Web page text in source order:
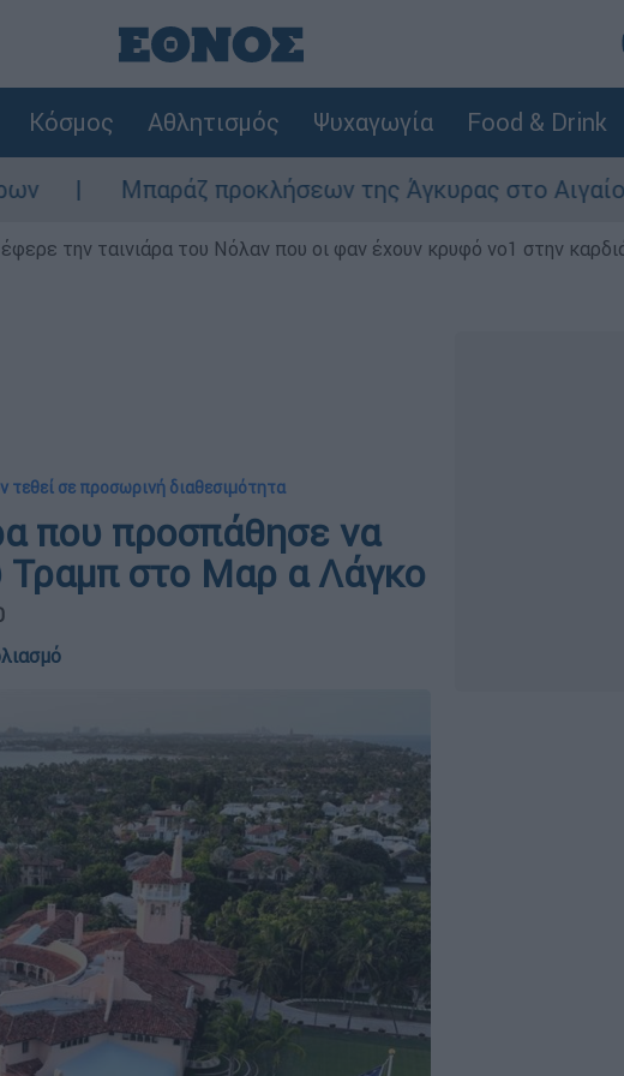
Κόσμος Αθλητισμός Ψυχαγωγία Food & Drink
Μπαράζ προκλήσεων της Άγκυρας στο Αιγαίο: Εικονική
την ταινιάρα του Νόλαν που οι φαν έχουν κρυφό νο1 στην
τεθεί σε προσωρινή διαθεσιμότητα
που προσπάθησε να
Τραμπ στο Μαρ α Λάγκο